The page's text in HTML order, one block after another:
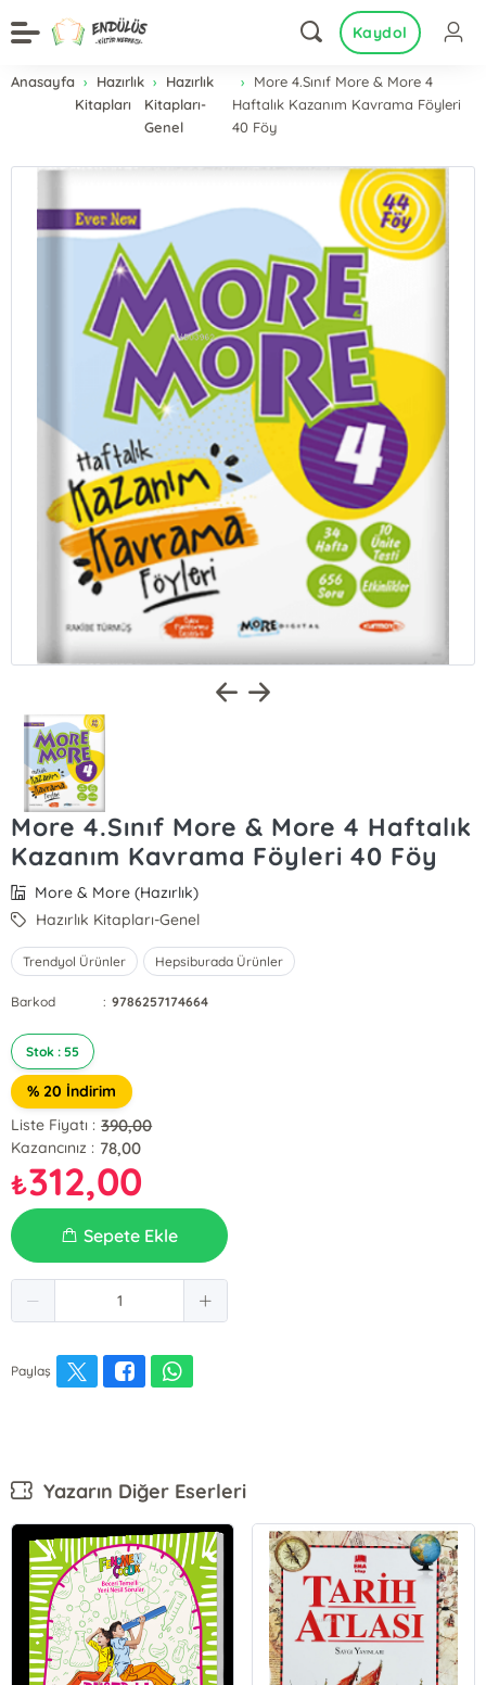
Kaydol
Anasayfa
Hazırlık
Kitapları
Hazırlık
Kitapları-
Genel
More 4.Sınıf More & More 4
Haftalık Kazanım Kavrama Föyleri
40 Föy
More 4.Sınıf More & More 4 Haftalık
Kazanım Kavrama Föyleri 40 Föy
More & More (Hazırlık)
Hazırlık Kitapları-Genel
Trendyol Ürünler Hepsiburada Ürünler
Barkod : 9786257174664
Stok : 55
% 20 İndirim
Liste Fiyatı : 390,00
Kazancınız : 78,00
₺312,00
Sepete Ekle
Paylaş
Yazarın Diğer Eserleri